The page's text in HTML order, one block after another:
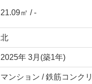
21.09㎡ / -
北
2025年 3月(築1年)
マンション / 鉄筋コンク